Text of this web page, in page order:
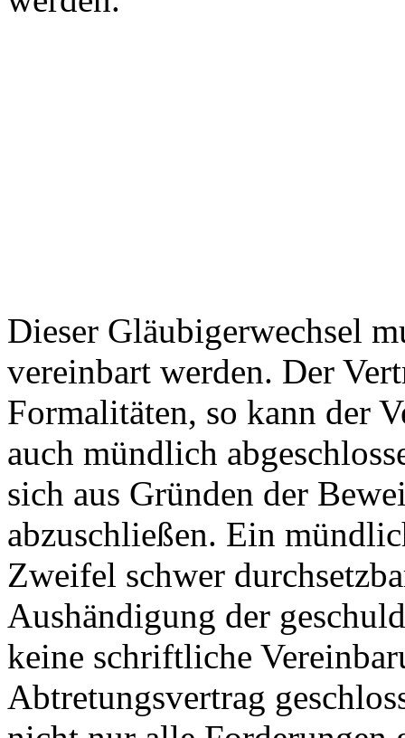
Dieser Gläubigerwechsel
vereinbart werden. Der
Formalitäten, so kann der
auch mündlich
sich aus Gründen der
abzuschließen. Ein
Zweifel schwer
Aushändigung der
keine schriftliche
Abtretungsvertrag